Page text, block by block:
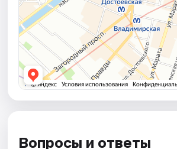
Вопросы и ответы